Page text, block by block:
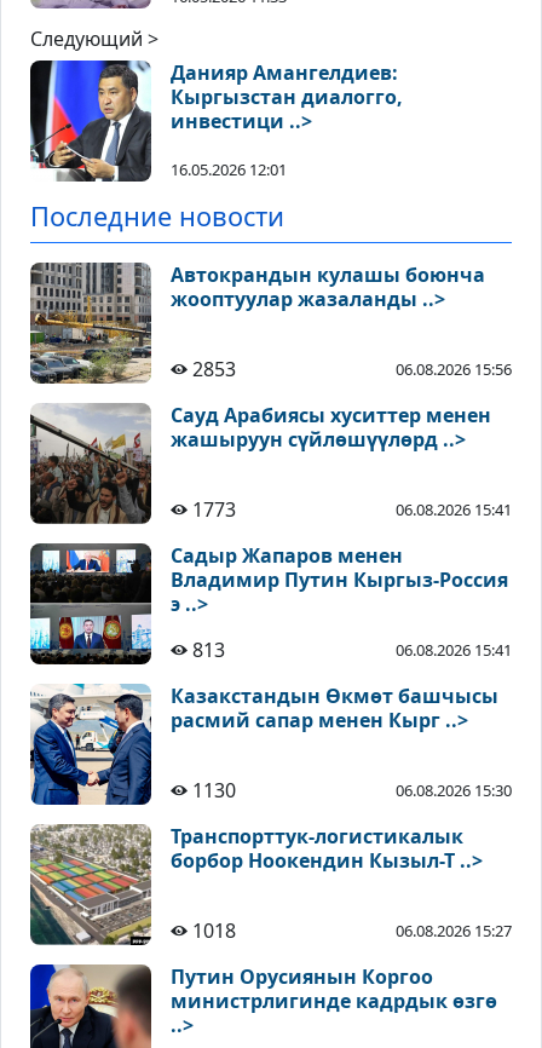
Следующий >
Данияр Амангелдиев:
Кыргызстан диалогго,
инвестици ..>
16.05.2026 12:01
Последние новости
Автокрандын кулашы боюнча
жооптуулар жазаланды ..>
2853 06.08.2026 15:56
Сауд Арабиясы хуситтер менен
жашыруун сүйлөшүүлөрд ..>
1773 06.08.2026 15:41
Садыр Жапаров менен
Владимир Путин Кыргыз-Россия
э ..>
813
06.08.2026 15:41
Казакстандын Өкмөт башчысы
расмий сапар менен Кырг ..>
1130 06.08.2026 15:30
Транспорттук-логистикалык
борбор Ноокендин Кызыл-Т ..>
1018 06.08.2026 15:27
Путин Орусиянын Коргоо
министрлигинде кадрдык өзгө
..>